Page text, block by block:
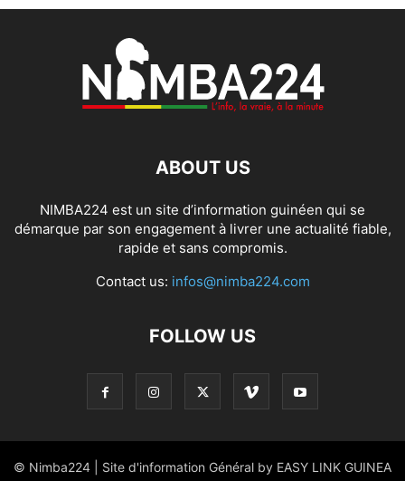
ABOUT US
NIMBA224 est un site d’information guinéen qui se
démarque par son engagement à livrer une actualité fiable,
rapide et sans compromis.
Contact us: infos@nimba224.com
FOLLOW US
© Nimba224 | Site d'information Général by EASY LINK GUINEA